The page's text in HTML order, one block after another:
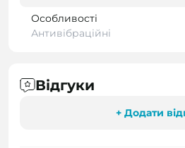
Особливості
Антивібраційні
Відгуки
+ Додати